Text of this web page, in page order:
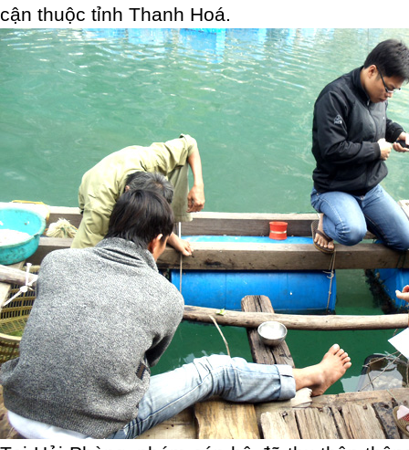
cận thuộc tỉnh Thanh Hoá.